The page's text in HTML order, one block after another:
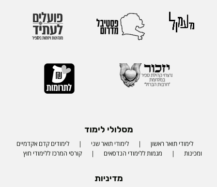
מסלולי לימוד
לימודי תואר ראשון לימודי תואר שני
לימודים קדם אקדמיים
ומכינות
מגמות ללימודי הנדסאים קורסי המרכז ללימודי חוץ
מדיניות